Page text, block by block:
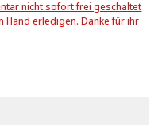
nicht sofort frei geschaltet
Hand erledigen. Danke für ihr